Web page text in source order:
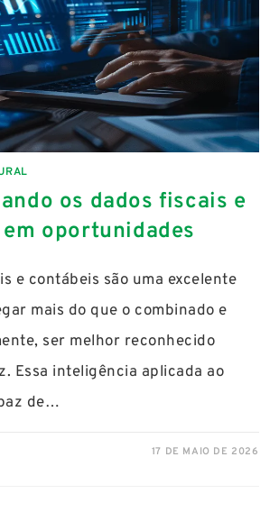
os dados fiscais e
oportunidades
e contábeis são uma excelente
mais do que o combinado e
ser melhor reconhecido
Essa inteligência aplicada ao
de…
17 DE MAIO DE 2026